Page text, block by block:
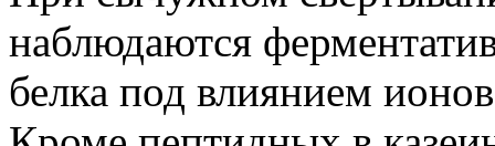
наблюдаются
белка под влиянием